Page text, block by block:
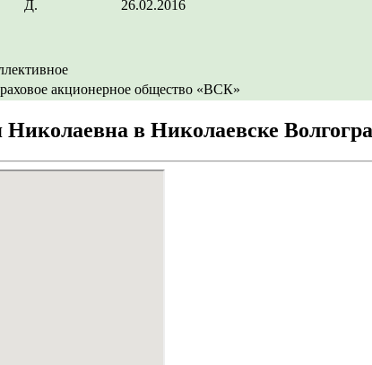
Д. 26.02.2016
акционерное общество «ВСК»
в Николаевске